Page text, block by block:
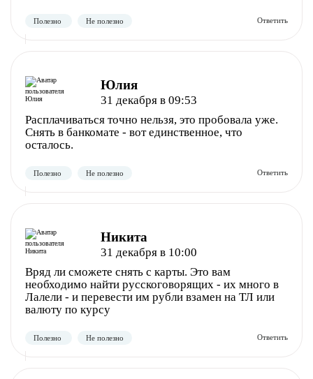
Полезно Не полезно
Полезно Не полезно
Юлия
31 декабря в 09:53
Расплачиваться точно нельзя, это пробовала уже.
Снять в банкомате - вот единственное, что
осталось.
Никита
31 декабря в 10:00
Вряд ли сможете снять с карты. Это вам
необходимо найти русскоговорящих - их много в
Лалели - и перевести им рубли взамен на ТЛ или
валюту по курсу